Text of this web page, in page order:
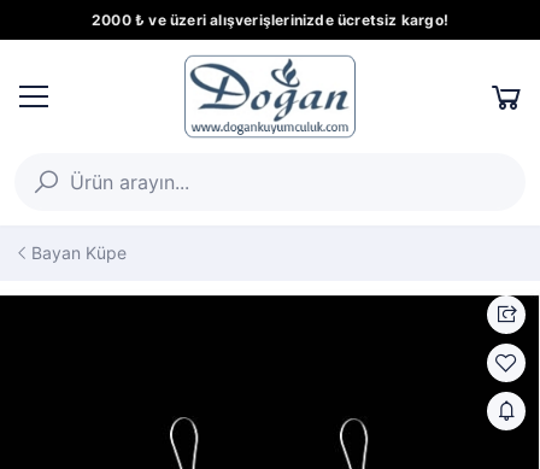
2000 ₺ ve üzeri alışverişlerinizde ücretsiz kargo!
Bayan Küpe